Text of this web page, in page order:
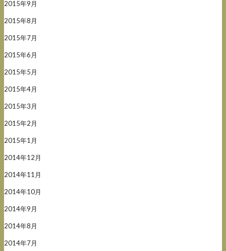
2015年9月
2015年8月
2015年7月
2015年6月
2015年5月
2015年4月
2015年3月
2015年2月
2015年1月
2014年12月
2014年11月
2014年10月
2014年9月
2014年8月
2014年7月